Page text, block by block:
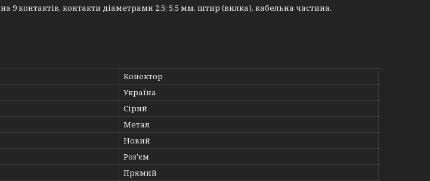
на 9 контактів, контакти діаметрами 2,5; 5,5 мм, штир (вилка), кабельна частина.
Конектор
Україна
Сірий
Метал
Новий
Роз'єм
Прямий